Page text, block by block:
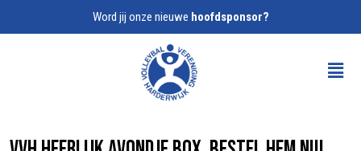
Word jij onze nieuwe hoofdsponsor?